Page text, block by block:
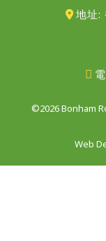
地址:
©2026 Bonham
Web